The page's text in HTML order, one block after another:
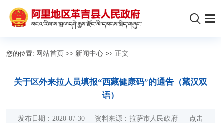
您的位置: 网站首页 >> 新闻中心 >> 正文
关于区外来拉人员填报“西藏健康码”的通告（藏汉双
语）
发布日期：2020-07-30 资料来源：拉萨市人民政府 点击